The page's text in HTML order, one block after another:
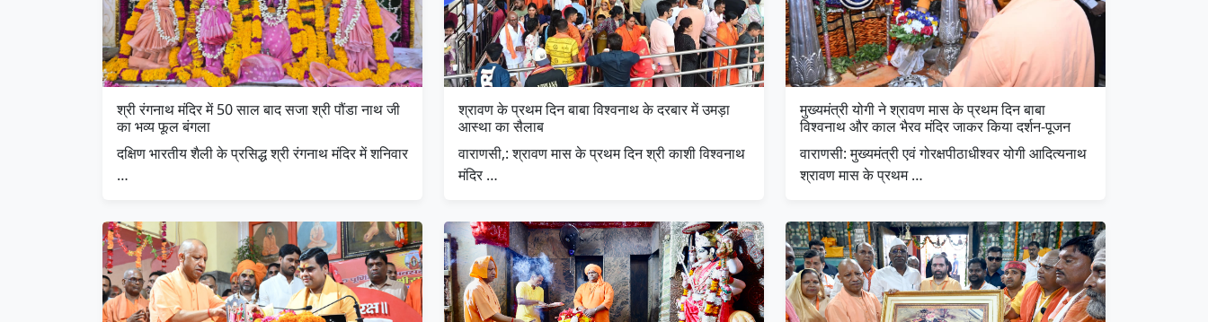
श्री रंगनाथ मंदिर में 50 साल बाद सजा श्री पौंडा नाथ जी
का भव्य फूल बंगला
दक्षिण भारतीय शैली के प्रसिद्ध श्री रंगनाथ मंदिर में शनिवार
…
श्रावण के प्रथम दिन बाबा विश्वनाथ के दरबार में उमड़ा
आस्था का सैलाब
वाराणसी,: श्रावण मास के प्रथम दिन श्री काशी विश्वनाथ
मंदिर …
मुख्यमंत्री योगी ने श्रावण मास के प्रथम दिन बाबा
विश्वनाथ और काल भैरव मंदिर जाकर किया दर्शन-पूजन
वाराणसी: मुख्यमंत्री एवं गोरक्षपीठाधीश्वर योगी आदित्यनाथ
श्रावण मास के प्रथम …